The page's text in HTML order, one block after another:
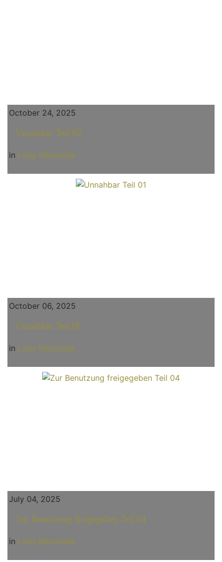
October 24, 2025
Unnahbar Teil 02
in Lady Mercedes
October 06, 2025
Unnahbar Teil 01
in Lady Mercedes
July 04, 2025
Zur Benutzung freigegeben Teil 04
in Lady Mercedes